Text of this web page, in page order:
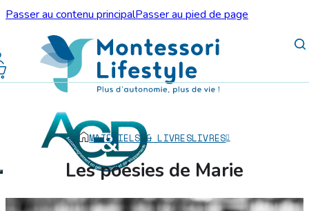
Passer au contenu principalPasser au pied de page
MATÉRIELS & LIVRESLIVRES
Les poésies de Marie